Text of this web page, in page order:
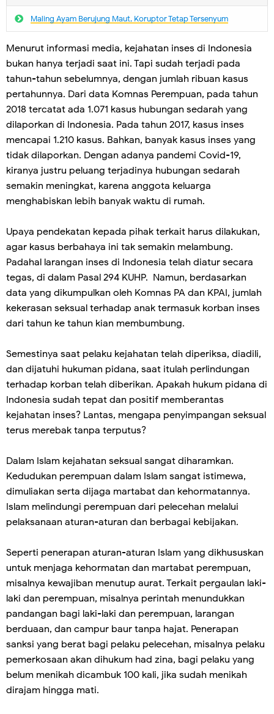
Maling Ayam Berujung Maut, Koruptor Tetap Tersenyum
Menurut informasi media, kejahatan inses di Indonesia
bukan hanya terjadi saat ini. Tapi sudah terjadi pada
tahun-tahun sebelumnya, dengan jumlah ribuan kasus
pertahunnya. Dari data Komnas Perempuan, pada tahun
2018 tercatat ada 1.071 kasus hubungan sedarah yang
dilaporkan di Indonesia. Pada tahun 2017, kasus inses
mencapai 1.210 kasus. Bahkan, banyak kasus inses yang
tidak dilaporkan. Dengan adanya pandemi Covid-19,
kiranya justru peluang terjadinya hubungan sedarah
semakin meningkat, karena anggota keluarga
menghabiskan lebih banyak waktu di rumah.
Upaya pendekatan kepada pihak terkait harus dilakukan,
agar kasus berbahaya ini tak semakin melambung.
Padahal larangan inses di Indonesia telah diatur secara
tegas, di dalam Pasal 294 KUHP. Namun, berdasarkan
data yang dikumpulkan oleh Komnas PA dan KPAI, jumlah
kekerasan seksual terhadap anak termasuk korban inses
dari tahun ke tahun kian membumbung.
Semestinya saat pelaku kejahatan telah diperiksa, diadili,
dan dijatuhi hukuman pidana, saat itulah perlindungan
terhadap korban telah diberikan. Apakah hukum pidana di
Indonesia sudah tepat dan positif memberantas
kejahatan inses? Lantas, mengapa penyimpangan seksual
terus merebak tanpa terputus?
Dalam Islam kejahatan seksual sangat diharamkan.
Kedudukan perempuan dalam Islam sangat istimewa,
dimuliakan serta dijaga martabat dan kehormatannya.
Islam melindungi perempuan dari pelecehan melalui
pelaksanaan aturan-aturan dan berbagai kebijakan.
Seperti penerapan aturan-aturan Islam yang dikhususkan
untuk menjaga kehormatan dan martabat perempuan,
misalnya kewajiban menutup aurat. Terkait pergaulan laki-
laki dan perempuan, misalnya perintah menundukkan
pandangan bagi laki-laki dan perempuan, larangan
berduaan, dan campur baur tanpa hajat. Penerapan
sanksi yang berat bagi pelaku pelecehan, misalnya pelaku
pemerkosaan akan dihukum had zina, bagi pelaku yang
belum menikah dicambuk 100 kali, jika sudah menikah
dirajam hingga mati.